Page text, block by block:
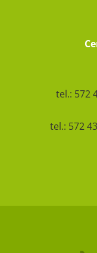
tel.: 572
tel.: 572